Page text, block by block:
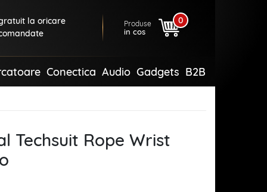
la oricare
Produse
in cos
0
Conectica Audio Gadgets B2B
Techsuit Rope Wrist